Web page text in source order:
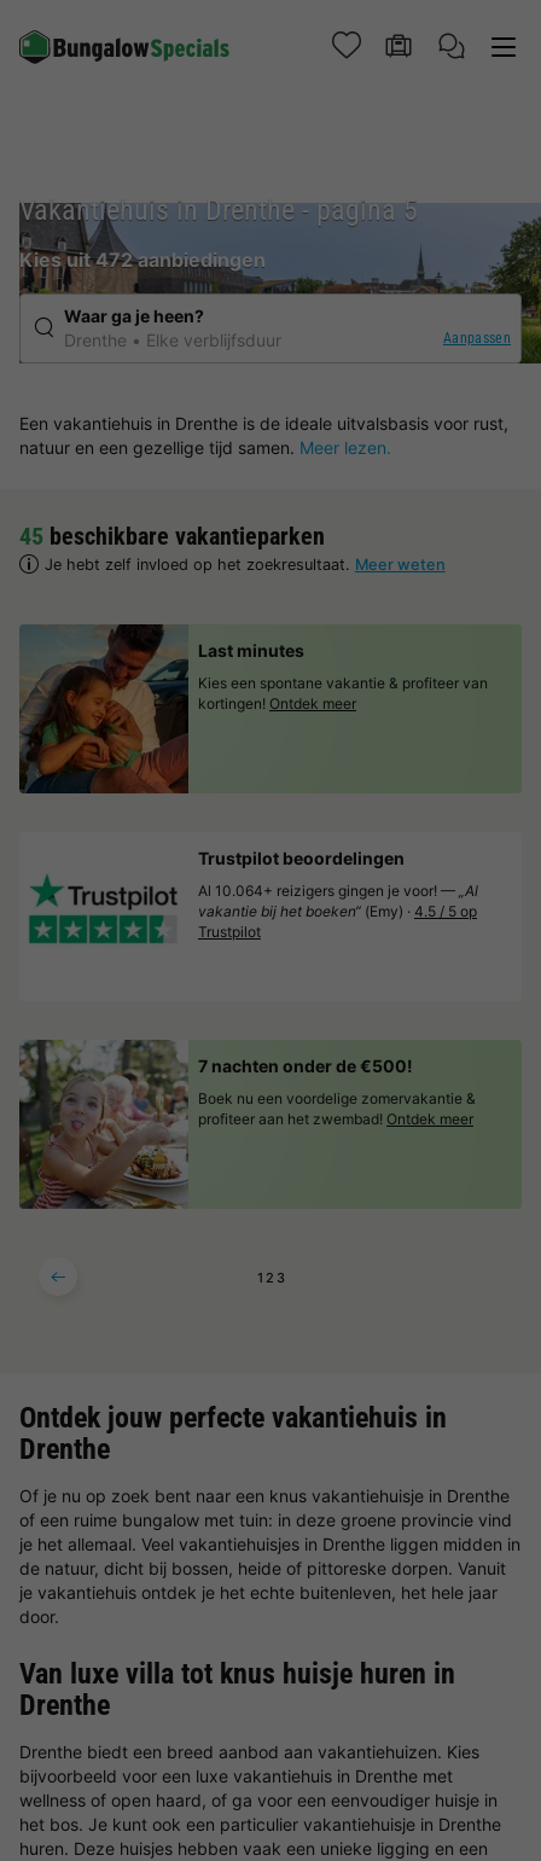
Vakantiehuis in Drenthe - pagina 5
Kies uit 472 aanbiedingen
Waar ga je heen?
Drenthe
Elke verblijfsduur Aanpassen
Een vakantiehuis in Drenthe is de ideale uitvalsbasis voor rust,
natuur en een gezellige tijd samen. Meer lezen.
45 beschikbare vakantieparken
Je hebt zelf invloed op het zoekresultaat. Meer weten
Last minutes
Kies een spontane vakantie & profiteer van
kortingen! Ontdek meer
Trustpilot beoordelingen
Al 10.064+ reizigers gingen je voor! — „Al
vakantie bij het boeken“ (Emy) · 4.5 / 5 op
Trustpilot
7 nachten onder de €500!
Boek nu een voordelige zomervakantie &
profiteer aan het zwembad! Ontdek meer
1 2 3
Ontdek jouw perfecte vakantiehuis in
Drenthe
Of je nu op zoek bent naar een knus vakantiehuisje in Drenthe
of een ruime bungalow met tuin: in deze groene provincie vind
je het allemaal. Veel vakantiehuisjes in Drenthe liggen midden in
de natuur, dicht bij bossen, heide of pittoreske dorpen. Vanuit
je vakantiehuis ontdek je het echte buitenleven, het hele jaar
door.
Van luxe villa tot knus huisje huren in
Drenthe
Drenthe biedt een breed aanbod aan vakantiehuizen. Kies
bijvoorbeeld voor een luxe vakantiehuis in Drenthe met
wellness of open haard, of ga voor een eenvoudiger huisje in
het bos. Je kunt ook een particulier vakantiehuisje in Drenthe
huren. Deze huisjes hebben vaak een unieke ligging en een